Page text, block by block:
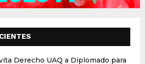
Derecho UAQ a Diplomado para